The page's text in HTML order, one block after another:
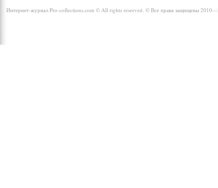
Интернет-журнал Pro-collections.com © All rights reserved. © Все права защищены